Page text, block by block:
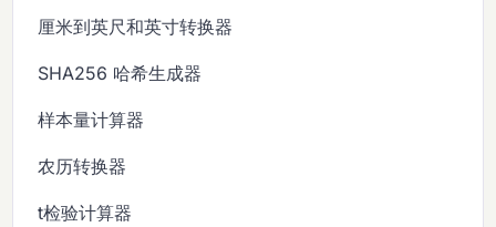
厘米到英尺和英寸转换器
SHA256 哈希生成器
样本量计算器
农历转换器
t检验计算器